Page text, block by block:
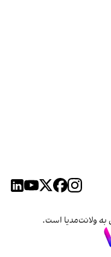
به ولانت‌مدیا است.